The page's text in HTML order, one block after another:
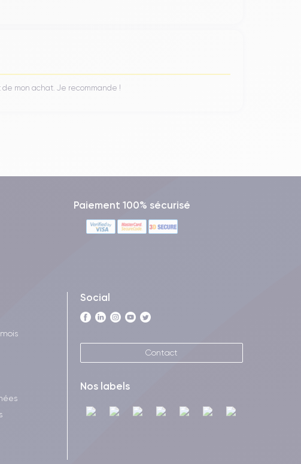
mon achat. Je recommande !
Paiement 100% sécurisé
Social
Contact
Nos labels